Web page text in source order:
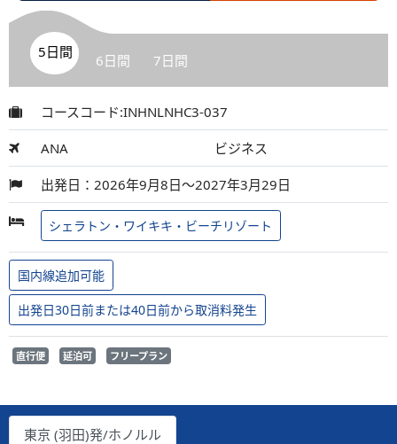
5日間 6日間 7日間
コースコード:INHNLNHC3-037
ANA ビジネス
出発日：2026年9月8日～2027年3月29日
シェラトン・ワイキキ・ビーチリゾート
国内線追加可能
出発日30日前または40日前から取消料発生
直行便 延泊可 フリープラン
東京 (羽田)発/ホノルル